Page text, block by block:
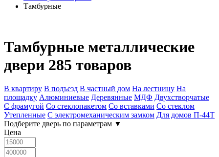
Тамбурные
Тамбурные металлические
двери 285 товаров
В квартиру В подъезд В частный дом На лестницу На
площадку Алюминиевые Деревянные МДФ Двухстворчатые
С фрамугой Со стеклопакетом Со вставками Со стеклом
Утепленные С электромеханическим замком Для домов П-44Т
Подберите дверь по параметрам ▼
Цена